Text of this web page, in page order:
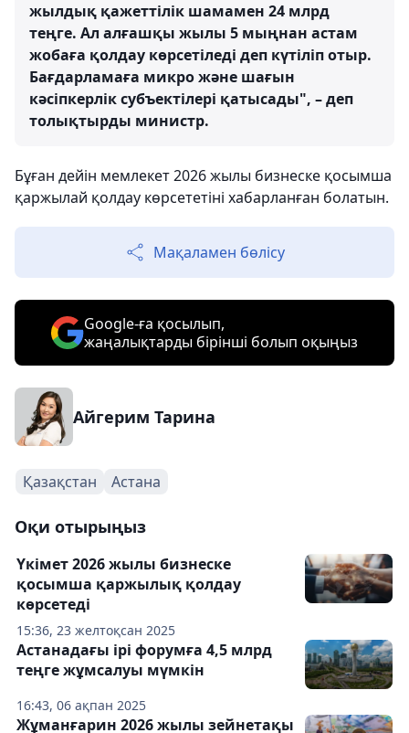
жылдық қажеттілік шамамен 24 млрд
теңге. Ал алғашқы жылы 5 мыңнан астам
жобаға қолдау көрсетіледі деп күтіліп отыр.
Бағдарламаға микро және шағын
кәсіпкерлік субъектілері қатысады", – деп
толықтырды министр.
Бұған дейін мемлекет 2026 жылы бизнеске қосымша
қаржылай қолдау көрсететіні хабарланған болатын.
Мақаламен бөлісу
Google-ға қосылып,
жаңалықтарды бірінші болып оқыңыз
Айгерим Тарина
Қазақстан Астана
Оқи отырыңыз
15:36, 23 желтоқсан 2025
Үкімет 2026 жылы бизнеске
қосымша қаржылық қолдау
көрсетеді
16:43, 06 ақпан 2025
Астанадағы ірі форумға 4,5 млрд
теңге жұмсалуы мүмкін
Жұманғарин 2026 жылы зейнетақы